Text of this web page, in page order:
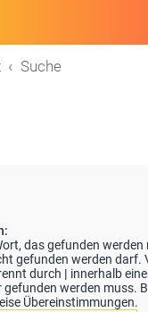
Suche
das gefunden werden
gefunden werden darf.
durch | innerhalb
gefunden werden muss.
Übereinstimmungen.